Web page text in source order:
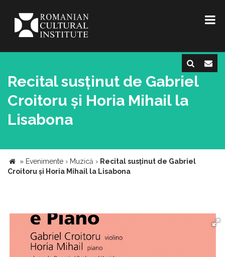
Recital susținut de Gabriel
Croitoru și Horia Mihail la
Lisabona
» Evenimente › Muzică › Recital susținut de Gabriel
Croitoru și Horia Mihail la Lisabona